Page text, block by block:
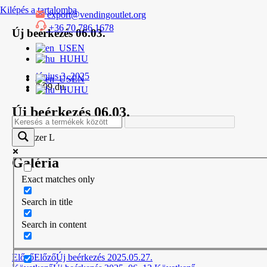
Kilépés a tartalombaexport@vendingoutlet.org
+36 70 786 1678
EN
HU
EN
HU
Exact matches only
Search in title
Search in content
Új beérkezés 06.03.
június 3, 2025
2:09 du.
Új beérkezés 06.03.
Wurlitzer L
Galéria
ElőzőElőzőÚj beérkezés 2025.05.27.